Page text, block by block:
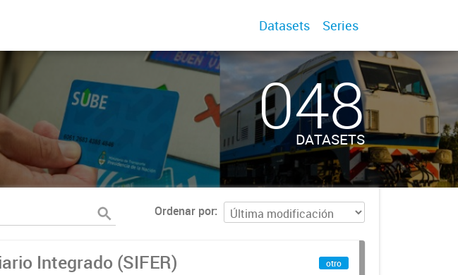
Datasets Series
048
DATASETS
Ordenar por
Integrado (SIFER) otro